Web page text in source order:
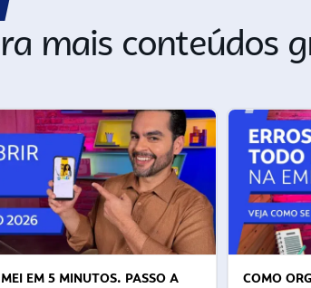
mais conteúdos
EM 5 MINUTOS. PASSO A
COMO